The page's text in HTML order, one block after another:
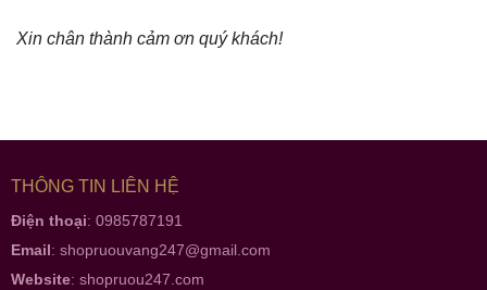
Xin chân thành cảm ơn quý khách!
THÔNG TIN LIÊN HỆ
Điện thoại: 0985787191
Email: shopruouvang247@gmail.com
Website: shopruou247.com